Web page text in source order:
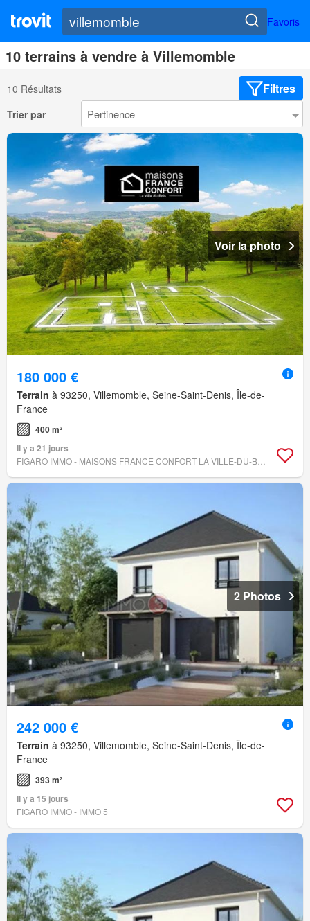
Favoris
10 terrains à vendre à Villemomble
10 Résultats Filtres
Trier par
Voir la photo
180 000 €
Terrain à 93250, Villemomble, Seine-Saint-Denis, Île-de-
France
400 m²
Il y a 21 jours
2 Photos
242 000 €
Terrain à 93250, Villemomble, Seine-Saint-Denis, Île-de-
France
393 m²
Il y a 15 jours
FIGARO IMMO - IMMO 5